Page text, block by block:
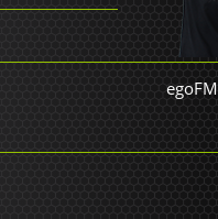
egoFM